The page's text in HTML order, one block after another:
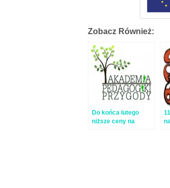
Zobacz Również:
Do końca lutego
niższe ceny na